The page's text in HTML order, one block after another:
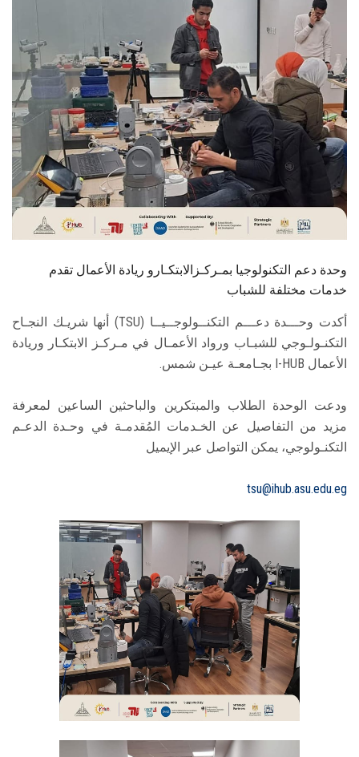
هيئة التدريس
الدراسات العليا
الخريجين
الموظفون
الزائـرون
وحدة دعم التكنولوجيا بمـركـزالابتكـارو ريادة الأعمال تقدم
خدمات مختلفة للشباب
أكدت وحـــدة دعـــم التكنــولوجــيــا (TSU) أنها شريـك النجـاح
التكنـولـوجي للشبـاب ورواد الأعمـال في مـركـز الابتكـار وريادة
الأعمال I-HUB بجـامعـة عيـن شمس.
ودعت الوحدة الطلاب والمبتكرين والباحثين الساعين لمعرفة
مزيد من التفاصيل عن الخـدمات المُقدمـة في وحـدة الدعـم
التكنـولوجي، يمكن التواصل عبر الإيميل
tsu@ihub.asu.edu.eg